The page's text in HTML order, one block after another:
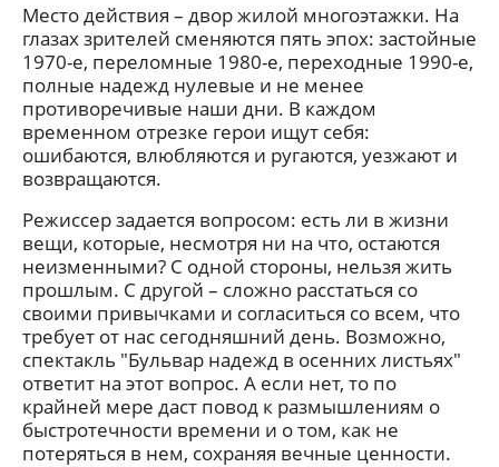
Место действия – двор жилой многоэтажки. На
глазах зрителей сменяются пять эпох: застойные
1970-е, переломные 1980-е, переходные 1990-е,
полные надежд нулевые и не менее
противоречивые наши дни. В каждом
временном отрезке герои ищут себя:
ошибаются, влюбляются и ругаются, уезжают и
возвращаются.
Режиссер задается вопросом: есть ли в жизни
вещи, которые, несмотря ни на что, остаются
неизменными? С одной стороны, нельзя жить
прошлым. С другой – сложно расстаться со
своими привычками и согласиться со всем, что
требует от нас сегодняшний день. Возможно,
спектакль "Бульвар надежд в осенних листьях"
ответит на этот вопрос. А если нет, то по
крайней мере даст повод к размышлениям о
быстротечности времени и о том, как не
потеряться в нем, сохраняя вечные ценности.